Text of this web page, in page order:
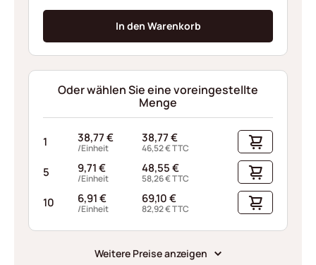
In den Warenkorb
Oder wählen Sie eine voreingestellte
Menge
1 38,77€
/Einheit
38,77€
46,52€TTC
5 9,71€
/Einheit
48,55€
58,26€TTC
10 6,91€
/Einheit
69,10€
82,92€TTC
Weitere Preise anzeigen